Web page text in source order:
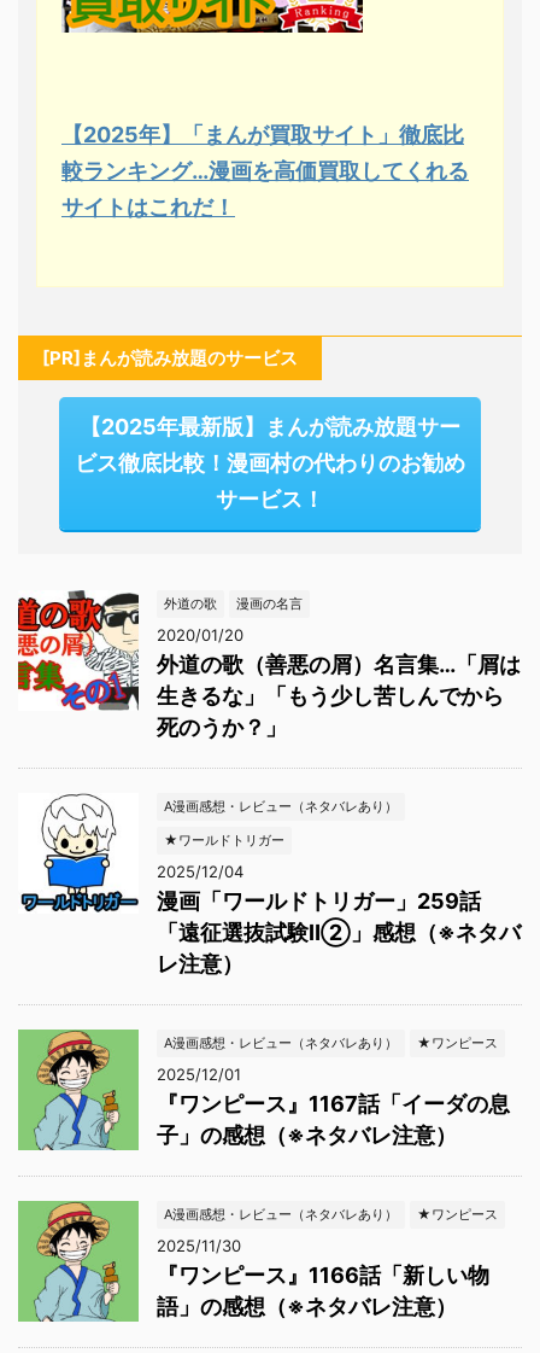
【2025年】「まんが買取サイト」徹底比
較ランキング…漫画を高価買取してくれる
サイトはこれだ！
[PR]まんが読み放題のサービス
【2025年最新版】まんが読み放題サー
ビス徹底比較！漫画村の代わりのお勧め
サービス！
外道の歌 漫画の名言
2020/01/20
外道の歌（善悪の屑）名言集…「屑は
生きるな」「もう少し苦しんでから
死のうか？」
A漫画感想・レビュー（ネタバレあり）
★ワールドトリガー
2025/12/04
漫画「ワールドトリガー」259話
「遠征選抜試験Ⅱ②」感想（※ネタバ
レ注意）
A漫画感想・レビュー（ネタバレあり） ★ワンピース
2025/12/01
『ワンピース』1167話「イーダの息
子」の感想（※ネタバレ注意）
A漫画感想・レビュー（ネタバレあり） ★ワンピース
2025/11/30
『ワンピース』1166話「新しい物
語」の感想（※ネタバレ注意）